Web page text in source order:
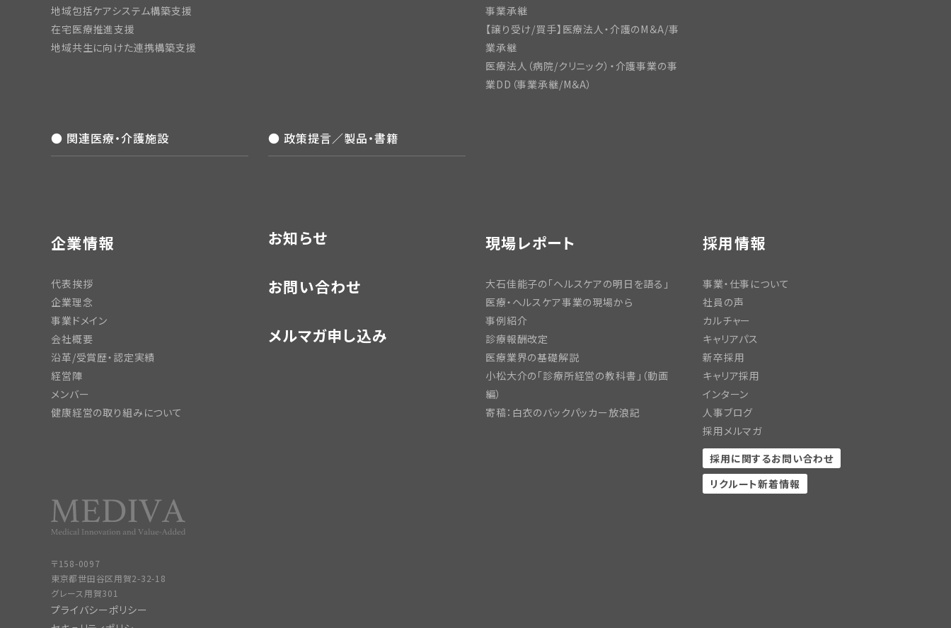
地域包括ケアシステム構築支援
在宅医療推進支援
地域共生に向けた連携構築支援
事業承継
【譲り受け/買手】医療法人・介護のM＆A/事
業承継
医療法人（病院/クリニック）・介護事業の事
業DD（事業承継/M＆A）
● 関連医療・介護施設 ● 政策提言／製品・書籍
企業情報
代表挨拶
企業理念
事業ドメイン
会社概要
沿革/受賞歴・認定実績
経営陣
メンバー
健康経営の取り組みについて
お知らせ
お問い合わせ
メルマガ申し込み
現場レポート
大石佳能子の「ヘルスケアの明日を語る」
医療・ヘルスケア事業の現場から
事例紹介
診療報酬改定
医療業界の基礎解説
小松大介の「診療所経営の教科書」（動画
編）
寄稿：白衣のバックパッカー放浪記
採用情報
事業・仕事について
社員の声
カルチャー
キャリアパス
新卒採用
キャリア採用
インターン
人事ブログ
採用メルマガ
採用に関するお問い合わせ
リクルート新着情報
〒158-0097
東京都世田谷区用賀2-32-18
グレース用賀301
プライバシーポリシー